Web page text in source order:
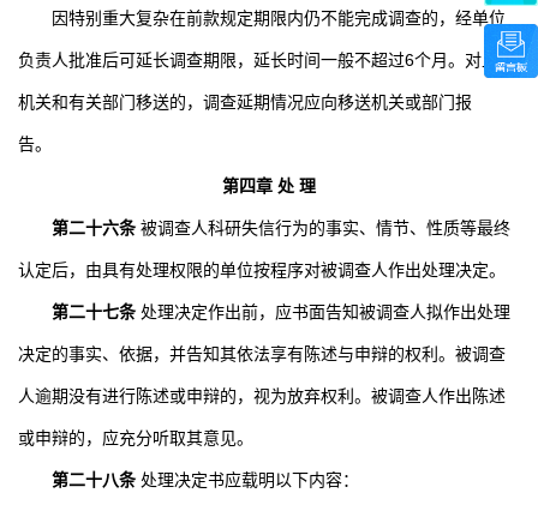
因特别重大复杂在前款规定期限内仍不能完成调查的，经单位
负责人批准后可延长调查期限，延长时间一般不超过6个月。对上级
机关和有关部门移送的，调查延期情况应向移送机关或部门报
告。
第四章 处 理
第二十六条 被调查人科研失信行为的事实、情节、性质等最终
认定后，由具有处理权限的单位按程序对被调查人作出处理决定。
第二十七条 处理决定作出前，应书面告知被调查人拟作出处理
决定的事实、依据，并告知其依法享有陈述与申辩的权利。被调查
人逾期没有进行陈述或申辩的，视为放弃权利。被调查人作出陈述
或申辩的，应充分听取其意见。
第二十八条 处理决定书应载明以下内容：